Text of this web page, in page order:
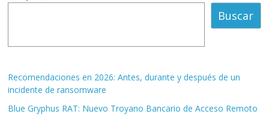
Buscar
Recomendaciones en 2026: Antes, durante y después de un
incidente de ransomware
Blue Gryphus RAT: Nuevo Troyano Bancario de Acceso Remoto